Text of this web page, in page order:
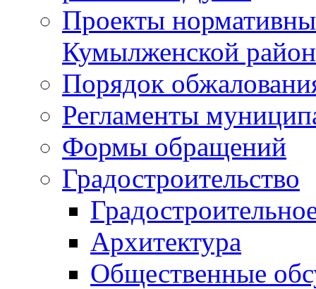
Проекты
Кумылженской
Порядок
Регламенты
Формы обращений
Градостроительство
Архитектура
Общественные